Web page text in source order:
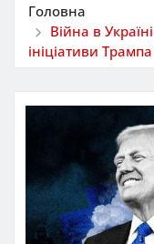
Головна
Війна в
ініціативи Трампа